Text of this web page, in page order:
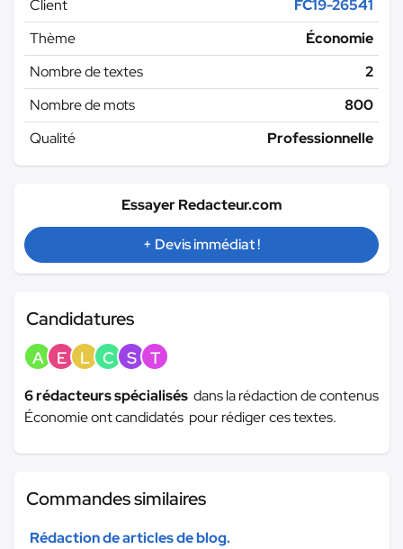
Client
FC19-26541
Thème
Économie
Nombre de textes
2
Nombre de mots
800
Qualité
Professionnelle
Essayer Redacteur.com
+ Devis immédiat !
Candidatures
A E L C S T
6 rédacteurs spécialisés dans la rédaction de contenus
Économie ont candidatés pour rédiger ces textes.
Commandes similaires
Rédaction de articles de blog.